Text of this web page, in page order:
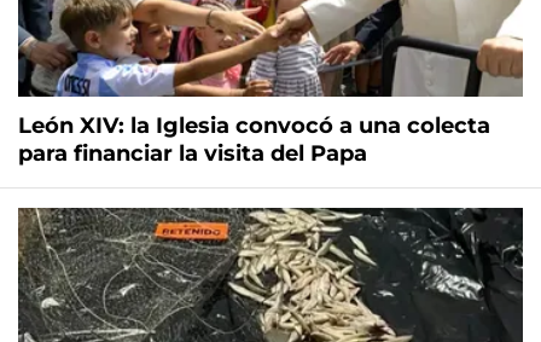
León XIV: la Iglesia convocó a una colecta
para financiar la visita del Papa